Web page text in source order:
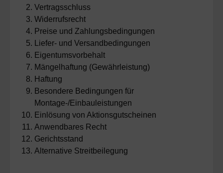
Vertragsschluss
Widerrufsrecht
Preise und Zahlungsbedingungen
Liefer- und Versandbedingungen
Eigentumsvorbehalt
Mängelhaftung (Gewährleistung)
Haftung
Besondere Bedingungen für
Montage-/Einbauleistungen
Einlösung von Aktionsgutscheinen
Anwendbares Recht
Gerichtsstand
Alternative Streitbeilegung